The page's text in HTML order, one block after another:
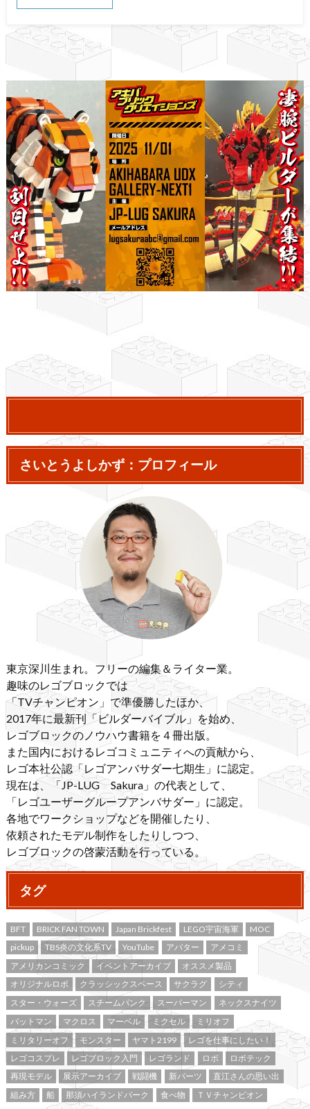
さいとうよしかず：プロフィール
東京深川生まれ。フリーの編集＆ライター業。
趣味のレゴブロックでは
「TVチャンピオン」で準優勝したほか、
2017年に最新刊「ビルダーバイブル」を始め、
レゴブロックのノウハウ書籍を４冊出版。
また国内におけるレゴコミュニティへの貢献から、
レゴ本社公認「レゴアンバサダー七期生」に認定。
現在は、「JP-LUG Sakura」の代表として、
「レゴユーザーグループアンバサダー」に認定。
各地でワークショップなどを開催したり、
依頼されたモデル制作をしたりしつつ、
レゴブロックの啓蒙活動を行っている。
タグ
BFT BRICK FAN TOWN Japan Brickfest LEGO宇宙海軍
MOC
pickup
TBS炎の文化系TV YouTube アバター
アメコミ
アメリカンコミック
イベントアーカイブ
オススメ製品
オリジナルロボ
クラッシックスペース サクラグ
シティ
スター・ウォーズ
スチームパンク スーパーマン
ネックスナイツ
バットマン
マクロス マーベル ミクセル
ミリオフ
ミリタリーオフ
モンスター ヤマト2199
レゴを仕事にしたい！
レゴコスプレ
レゴブロック入門 レゴランド ロボ
ロボテック
再現モデル
展示アーカイブ 戦闘機 新パーツ
直江さんの思い出
組み方
船 那須ハイランドパーク 食べ物 ＴＶチャンピオン